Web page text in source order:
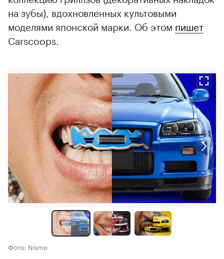
на зубы), вдохновленных культовыми
моделями японской марки. Об этом пишет
Carscoops.
Фото: Nismo